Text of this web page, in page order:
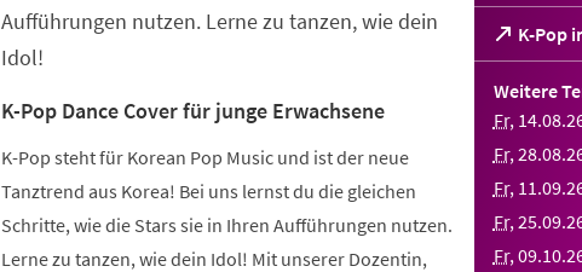
K-Pop
(Öffnet
in
einem
Tab)
Weitere
Fr, 14.08.
Fr,28.08.
Fr, 11.09.
Fr,25.09.
Fr,09.10.
Aufführungen nutzen. Lerne zu tanzen, wie dein
Idol!
K-Pop Dance Cover für junge Erwachsene
K-Pop steht für Korean Pop Music und ist der neue
Tanztrend aus Korea! Bei uns lernst du die gleichen
Schritte, wie die Stars sie in Ihren Aufführungen nutzen.
Lerne zu tanzen, wie dein Idol! Mit unserer Dozentin,